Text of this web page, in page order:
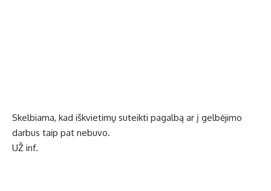
Skelbiama, kad iškvietimų suteikti pagalbą ar į gelbėjimo
darbus taip pat nebuvo.
UŽ inf.